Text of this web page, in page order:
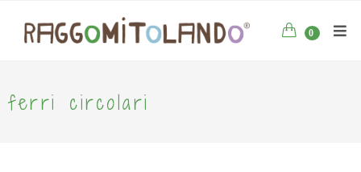
0
ferri circolari